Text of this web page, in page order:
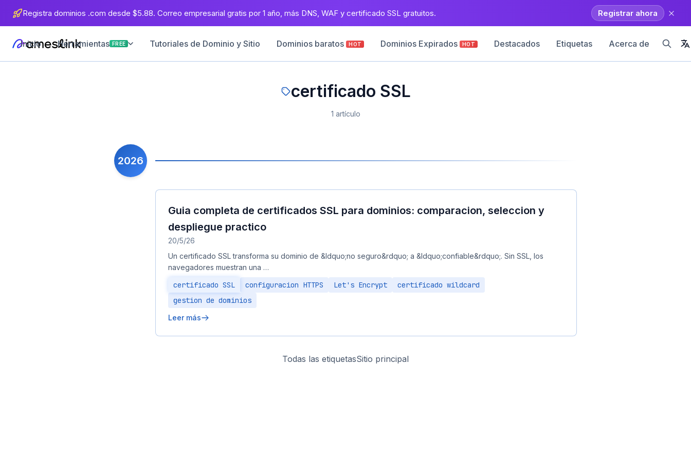
Registra dominios .com desde $5.88. Correo empresarial gratis por 1 año, más DNS, WAF y certificado SSL gratuitos. Registrar ahora
Inicio Herramientas FREE Tutoriales de Dominio y Sitio Dominios baratos HOT Dominios Expirados HOT Destacados Etiquetas Acerca de
certificado SSL
1 artículo
2026
Guia completa de certificados SSL para dominios: comparacion, seleccion y
despliegue practico
20/5/26
Un certificado SSL transforma su dominio de &ldquo;no seguro&rdquo; a &ldquo;confiable&rdquo;. Sin SSL, los
navegadores muestran una …
certificado SSL configuracion HTTPS Let's Encrypt
certificado wildcard
gestion de dominios
Leer más
Todas las etiquetasSitio principal